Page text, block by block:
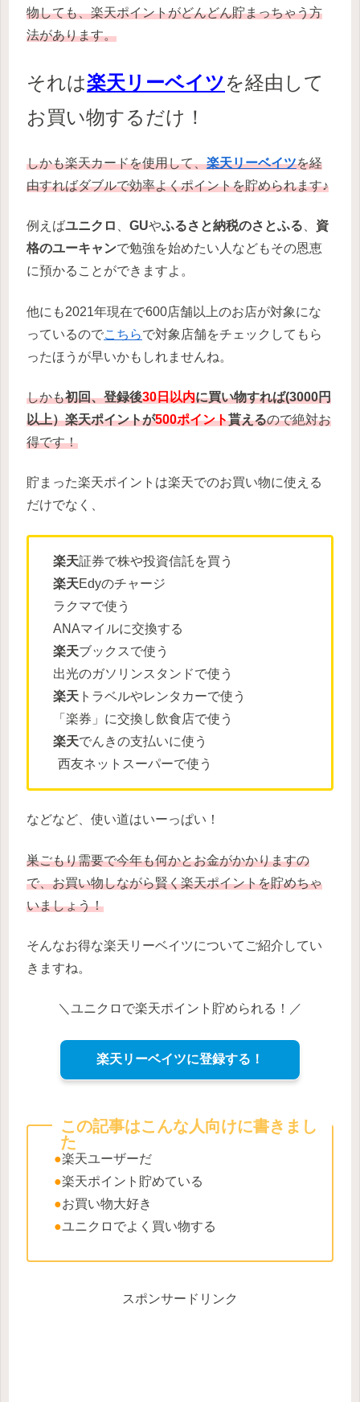
物しても、楽天ポイントがどんどん貯まっちゃう方
法があります。
それは楽天リーベイツを経由して
お買い物するだけ！
しかも楽天カードを使用して、楽天リーベイツを経
由すればダブルで効率よくポイントを貯められます♪
例えばユニクロ GUやふるさと納税のさとふる
資
格のユーキャンで勉強を始めたい人などもその恩恵
に預かることができますよ。
他にも2021年現在で600店舗以上のお店が対象にな
っているのでこちらで対象店舗をチェックしてもら
ったほうが早いかもしれませんね。
しかも初回、登録後30日以内に買い物すれば(3000円
以上）楽天ポイントが500ポイント貰えるので絶対お
得です！
貯まった楽天ポイントは楽天でのお買い物に使える
だけでなく、
楽天証券で株や投資信託を買う
楽天Edyのチャージ
ラクマで使う
ANAマイルに交換する
楽天ブックスで使う
出光のガソリンスタンドで使う
楽天 トラベルやレンタカーで使う
「楽券」に交換し飲食店で使う
楽天でんきの支払いに使う
西友ネットスーパーで使う
などなど、使い道はいーっぱい！
巣ごもり需要で今年も何かとお金がかかりますの
で、お買い物しながら賢く楽天ポイントを貯めちゃ
いましょう！
そんなお得な楽天リーベイツについてご紹介してい
きますね。
＼ユニクロで楽天ポイント貯められる！／
楽天リーベイツに登録する！
この記事はこんな人向けに書きまし
た
●楽天ユーザーだ
●楽天ポイント貯めている
●お買い物大好き
●ユニクロでよく買い物する
スポンサードリンク